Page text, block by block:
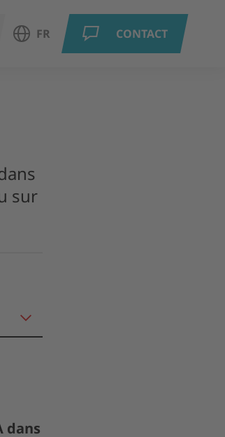
Ouvrir le choix de la langue
FR CONTACT
sur
dans